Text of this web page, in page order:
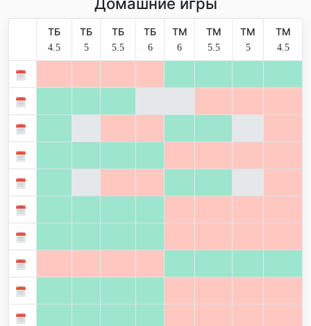
ТБ
4.5
ТБ
5
ТБ
5.5
ТБ
6
ТМ
6
ТМ
5.5
ТМ
5
ТМ
4.5